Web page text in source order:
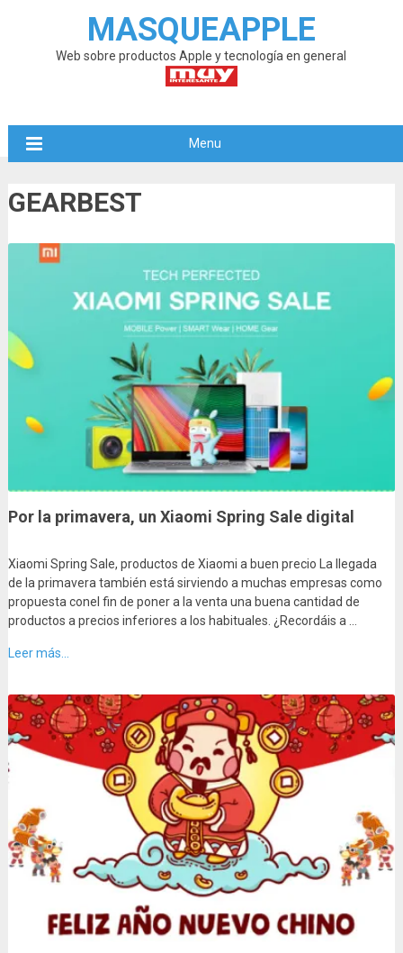
MASQUEAPPLE
Web sobre productos Apple y tecnología en general
Menu
GEARBEST
Por la primavera, un Xiaomi Spring Sale digital
Xiaomi Spring Sale, productos de Xiaomi a buen precio La llegada
de la primavera también está sirviendo a muchas empresas como
propuesta conel fin de poner a la venta una buena cantidad de
productos a precios inferiores a los habituales. ¿Recordáis a …
Leer más...